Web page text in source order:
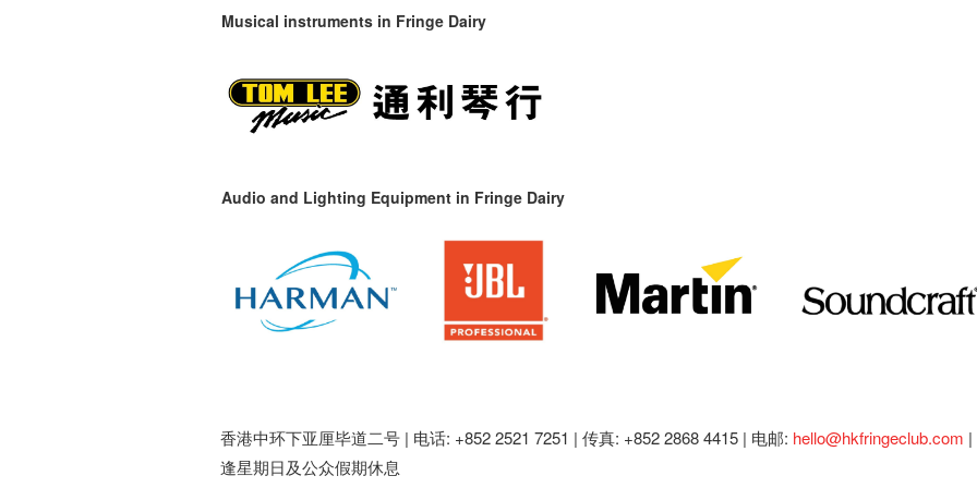
Musical instruments in Fringe Dairy
Audio and Lighting Equipment in Fringe Dairy
香港中环下亚厘毕道二号 | 电话: +852 2521 7251 | 传真: +852 2868 4415 | 电邮: hello@hkfringeclub.com |
逢星期日及公众假期休息